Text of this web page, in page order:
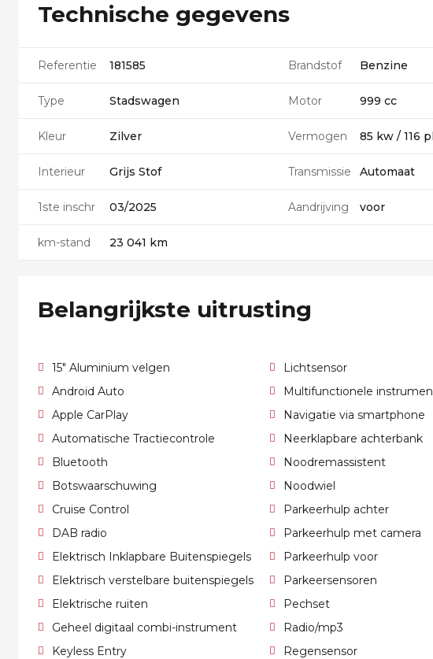
Technische gegevens
Referentie 181585
Type Stadswagen
Kleur Zilver
Interieur Grijs Stof
1ste inschr 03/2025
km-stand 23 041 km
Brandstof Benzine
Motor 999 cc
Vermogen 85 kw / 116
Transmissie Automaat
Aandrijving voor
Belangrijkste uitrusting
15" Aluminium velgen
Android Auto
Apple CarPlay
Automatische Tractiecontrole
Bluetooth
Botswaarschuwing
Cruise Control
DAB radio
Elektrisch Inklapbare Buitenspiegels
Elektrisch verstelbare buitenspiegels
Elektrische ruiten
Geheel digitaal combi-instrument
Keyless Entry
Lichtsensor
Multifunctionele
Navigatie via smartphone
Neerklapbare achterbank
Noodremassistent
Noodwiel
Parkeerhulp achter
Parkeerhulp met camera
Parkeerhulp voor
Parkeersensoren
Pechset
Radio/mp3
Regensensor